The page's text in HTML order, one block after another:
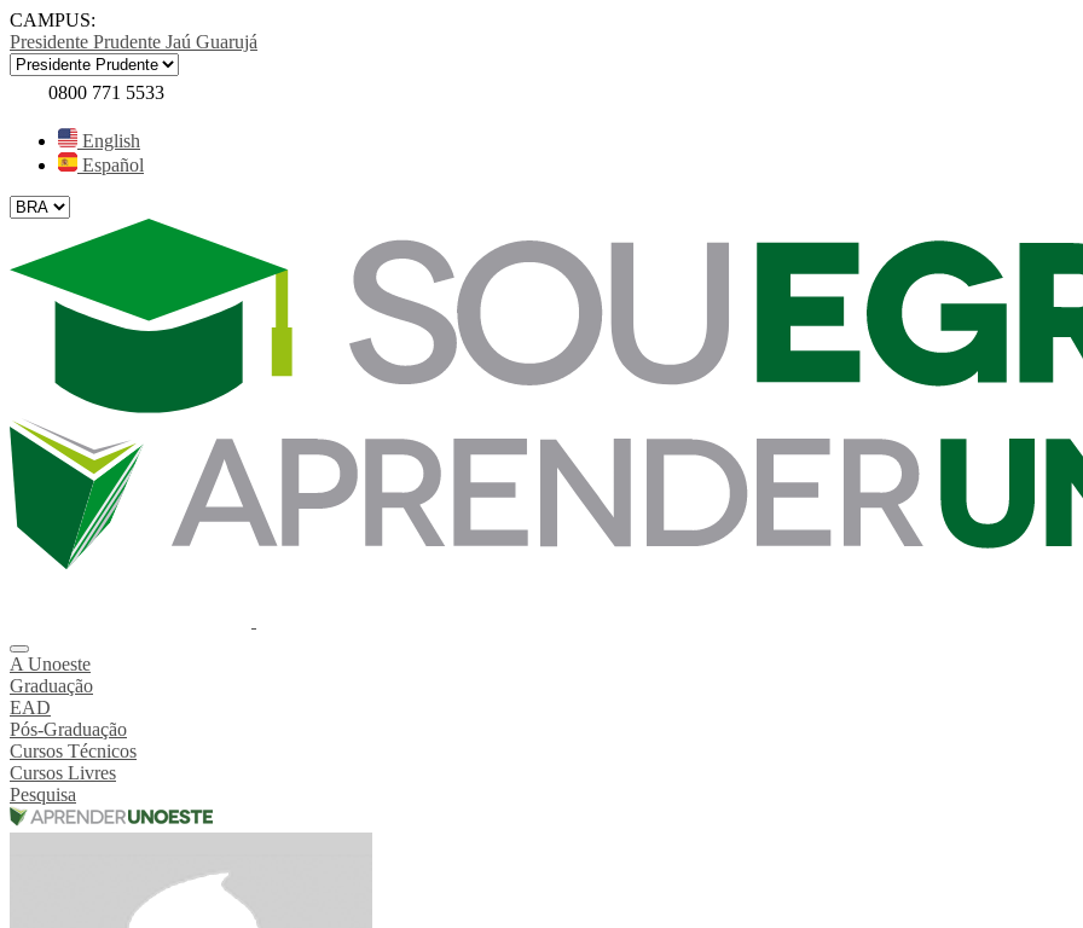
CAMPUS:
Presidente Prudente Jaú Guarujá
0800 771 5533
English
Español
A Unoeste
Graduação
EAD
Pós-Graduação
Cursos Técnicos
Cursos Livres
Pesquisa